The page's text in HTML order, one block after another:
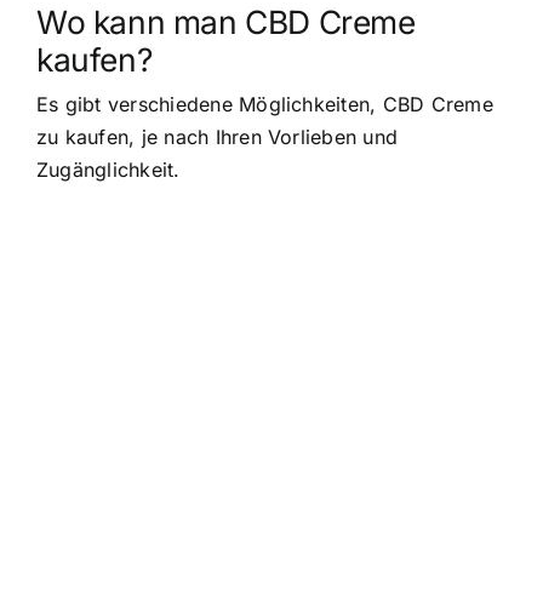
Wo kann man CBD Creme
kaufen?
Es gibt verschiedene Möglichkeiten, CBD Creme
zu kaufen, je nach Ihren Vorlieben und
Zugänglichkeit.